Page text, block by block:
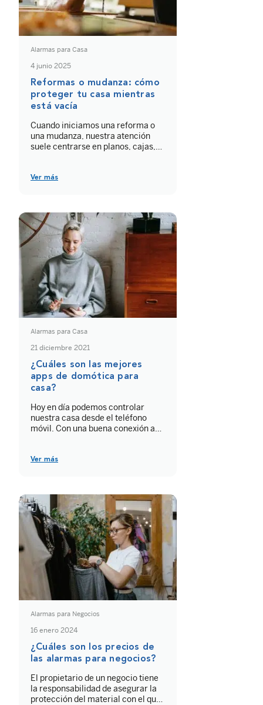
Alarmas para Casa
4 junio 2025
Reformas o mudanza: cómo
proteger tu casa mientras
está vacía
Cuando iniciamos una reforma o
una mudanza, nuestra atención
suele centrarse en planos, cajas,
seguridad. Proteger tu casa en
vivienda vacía o en plena
transformación se convierte en un
blanco muy fácil para […]
Ver más
Alarmas para Casa
21 diciembre 2021
¿Cuáles son las mejores
apps de domótica para
casa?
Hoy en día podemos controlar
nuestra casa desde el teléfono
móvil. Con una buena conexión a
automatizar muchas de las
electrodomésticos. ¿Quieres
transformar tu hogar en una casa
inteligente? A continuación te
contamos cuáles son las […]
Ver más
Alarmas para Negocios
16 enero 2024
¿Cuáles son los precios de
las alarmas para negocios?
El propietario de un negocio tiene
la responsabilidad de asegurar la
protección del material con el que